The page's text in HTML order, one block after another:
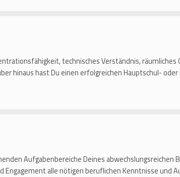
technisches Verständnis,
hinaus hast Du einen erfolgreichen Hauptschul- oder
Aufgabenbereiche Deines abwechslungsreichen
alle nötigen beruflichen Kenntnisse und